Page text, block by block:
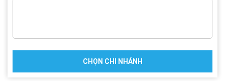
CHỌN CHI NHÁNH